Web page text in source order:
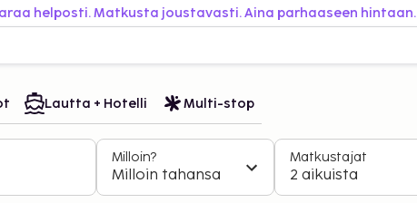
helposti. Matkusta joustavasti. Aina parhaaseen hintaan.
Lautta + Hotelli Multi-stop
Milloin?
Milloin tahansa
Matkustajat
2 aikuista